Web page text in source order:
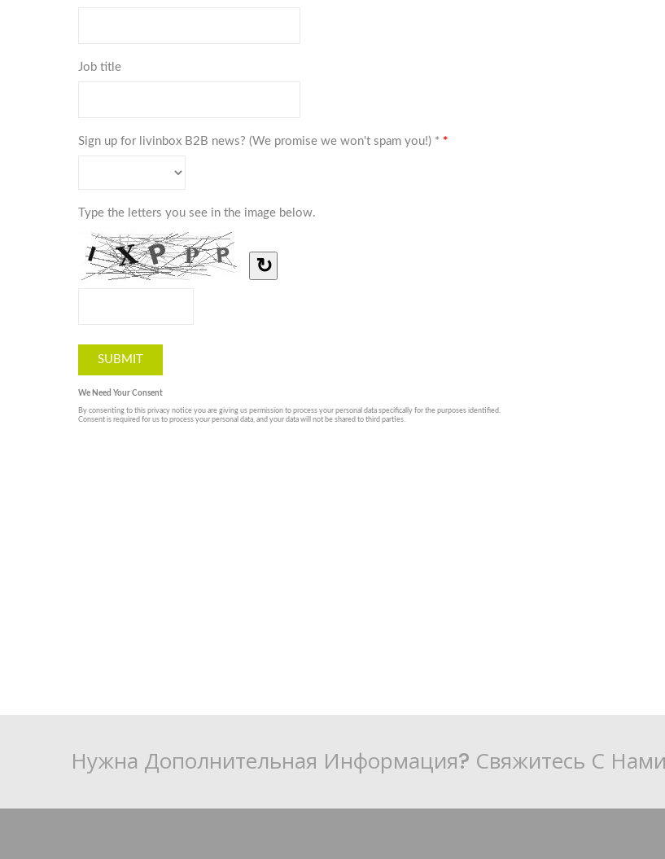
Нужна Дополнительная Информация? Свяжитесь С